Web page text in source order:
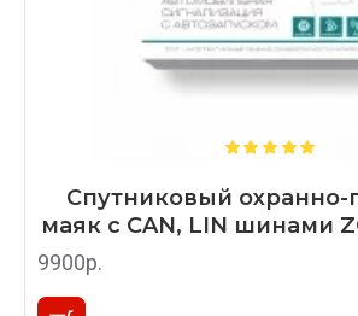
Спутниковый
маяк с CAN, LIN шинами
9900р.